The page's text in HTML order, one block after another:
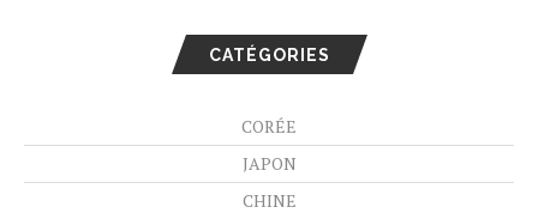
CATÉGORIES
CORÉE
JAPON
CHINE